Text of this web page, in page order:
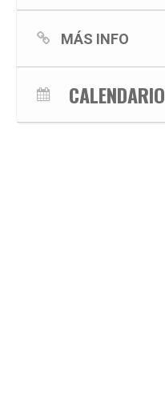
MÁS INFO
CALENDARIO